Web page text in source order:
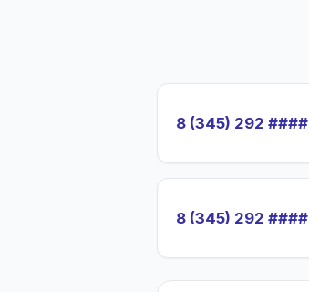
8 (345) 292 ####
8 (345) 292 ####